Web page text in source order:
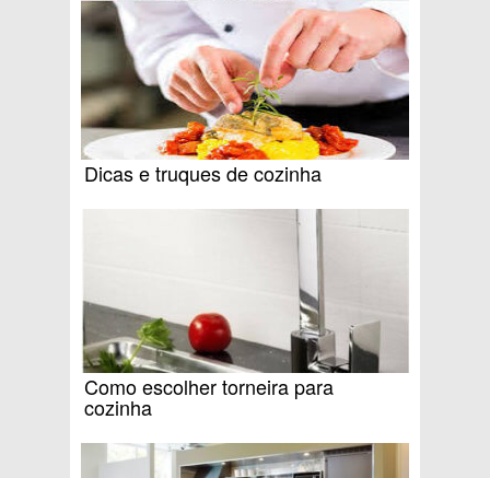
Dicas e truques de cozinha
Como escolher torneira para
cozinha